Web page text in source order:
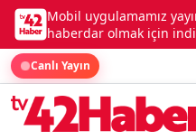
Mobil uygulamamız
haberdar olmak için
Canlı Yayın